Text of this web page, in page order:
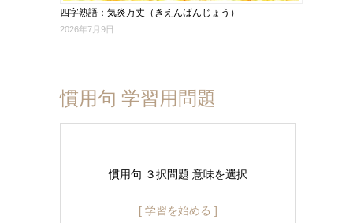
四字熟語：気炎万丈（きえんばんじょう）
2026年7月9日
慣用句 学習用問題
慣用句 ３択問題 意味を選択
[ 学習を始める ]